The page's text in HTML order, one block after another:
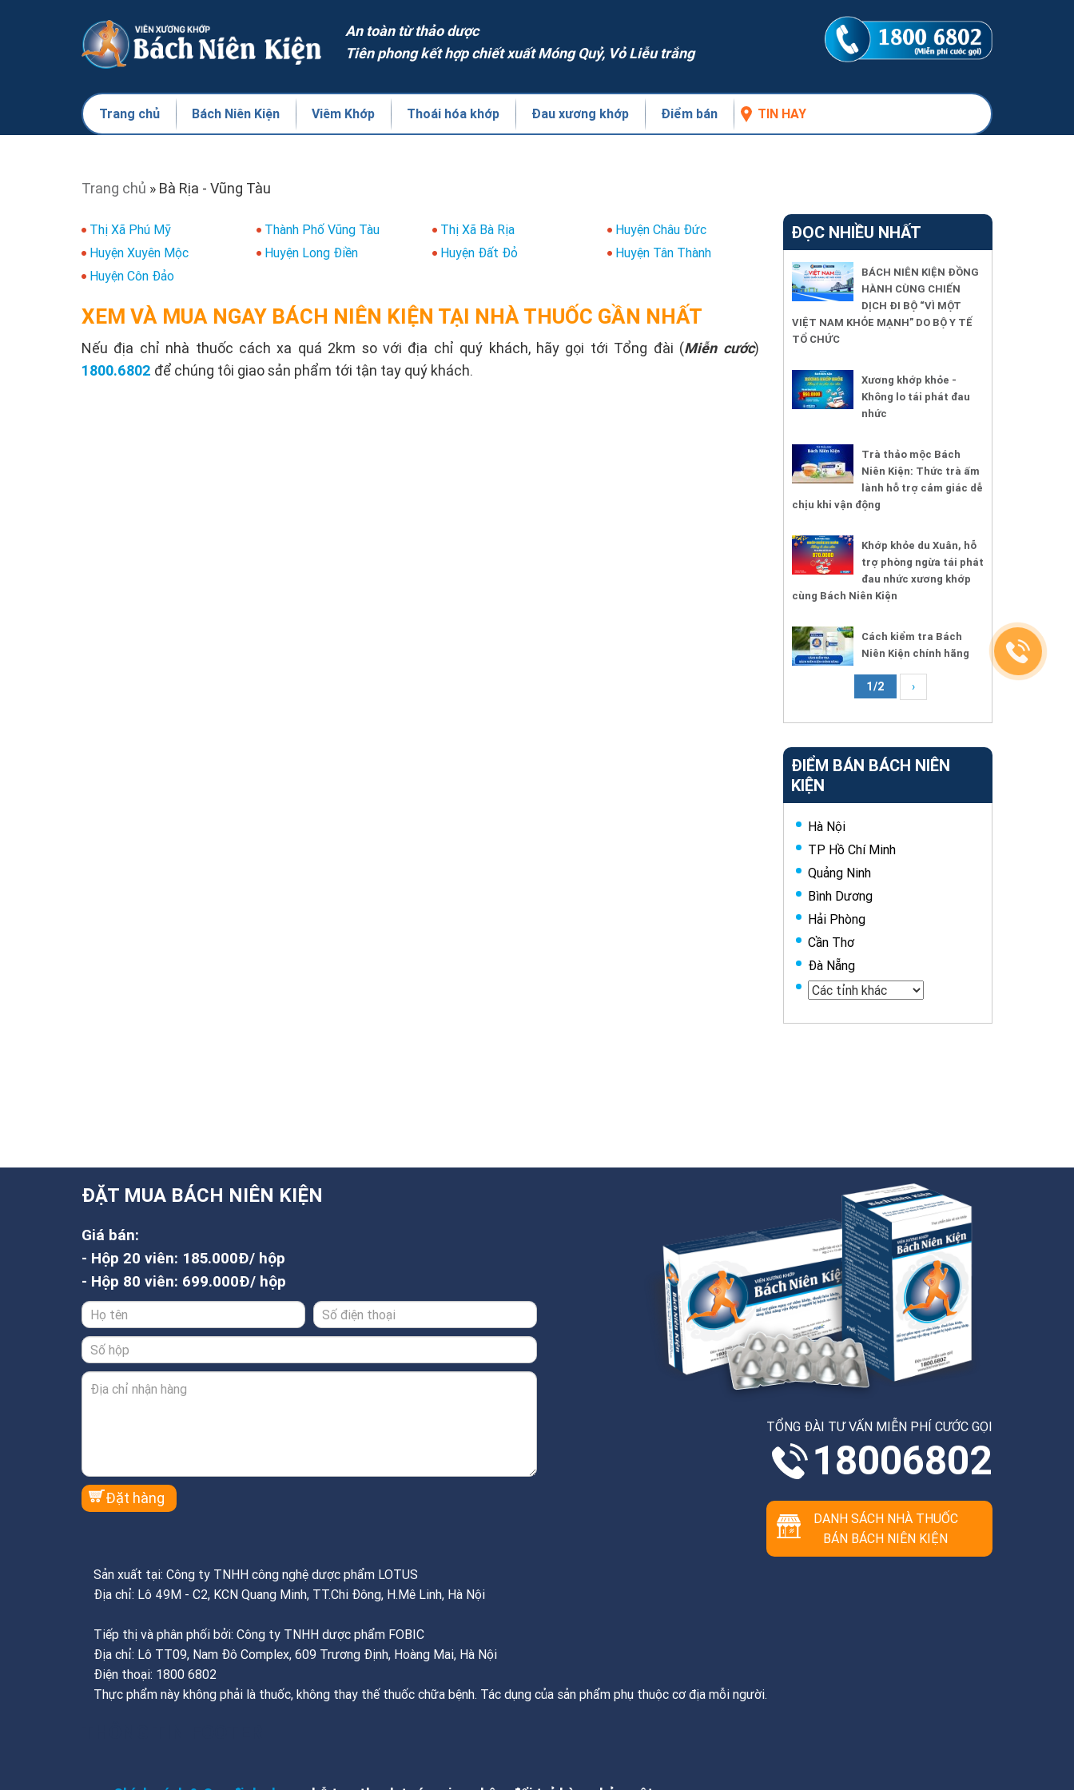
An toàn từ thảo dược
Tiên phong kết hợp chiết xuất Móng Quỷ, Vỏ Liễu trắng
Trang chủ Bách Niên Kiện Viêm Khớp Thoái hóa khớp Đau xương khớp Điểm bán TIN HAY
Trang chủ » Bà Rịa - Vũng Tàu
Thị Xã Phú Mỹ Thành Phố Vũng Tàu Thị Xã Bà Rịa
Huyện Châu Đức
Huyện Xuyên Mộc
Huyện Long Điền Huyện Đất Đỏ
Huyện Tân Thành
Huyện Côn Đảo
XEM VÀ MUA NGAY BÁCH NIÊN KIỆN TẠI NHÀ THUỐC GẦN NHẤT
Nếu địa chỉ nhà thuốc cách xa quá 2km so với địa chỉ quý khách, hãy gọi tới Tổng đài (Miễn cước)
1800.6802 để chúng tôi giao sản phẩm tới tận tay quý khách.
ĐỌC NHIỀU NHẤT
BÁCH NIÊN KIỆN ĐỒNG
HÀNH CÙNG CHIẾN
DỊCH ĐI BỘ “VÌ MỘT
VIỆT NAM KHỎE MẠNH” DO BỘ Y TẾ
TỔ CHỨC
Xương khớp khỏe -
Không lo tái phát đau
nhức
Trà thảo mộc Bách
Niên Kiện: Thức trà ấm
lành hỗ trợ cảm giác dễ
chịu khi vận động
Khớp khỏe du Xuân, hỗ
trợ phòng ngừa tái phát
đau nhức xương khớp
cùng Bách Niên Kiện
Cách kiểm tra Bách
Niên Kiện chính hãng
1/2 ›
ĐIỂM BÁN BÁCH NIÊN
KIỆN
Hà Nội
TP Hồ Chí Minh
Quảng Ninh
Bình Dương
Hải Phòng
Cần Thơ
Đà Nẵng
TỔNG ĐÀI TƯ VẤN MIỄN PHÍ CƯỚC GỌI
18006802
DANH SÁCH NHÀ THUỐC
BÁN BÁCH NIÊN KIỆN
ĐẶT MUA BÁCH NIÊN KIỆN
Giá bán:
- Hộp 20 viên: 185.000Đ/ hộp
- Hộp 80 viên: 699.000Đ/ hộp
Sản xuất tại: Công ty TNHH công nghệ dược phẩm LOTUS
Địa chỉ: Lô 49M - C2, KCN Quang Minh, TT.Chi Đông, H.Mê Linh, Hà Nội
Tiếp thị và phân phối bởi: Công ty TNHH dược phẩm FOBIC
Địa chỉ: Lô TT09, Nam Đô Complex, 609 Trương Định, Hoàng Mai, Hà Nội
Điện thoại: 1800 6802
Thực phẩm này không phải là thuốc, không thay thế thuốc chữa bệnh. Tác dụng của sản phẩm phụ thuộc cơ địa mỗi người.